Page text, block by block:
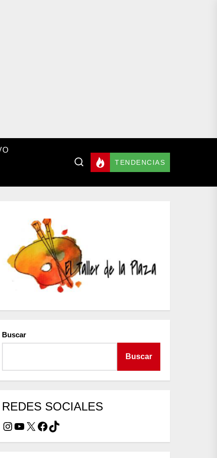
TENDENCIAS
Buscar
Buscar
REDES SOCIALES
Instagram
YouTube
X Facebook
TikTok